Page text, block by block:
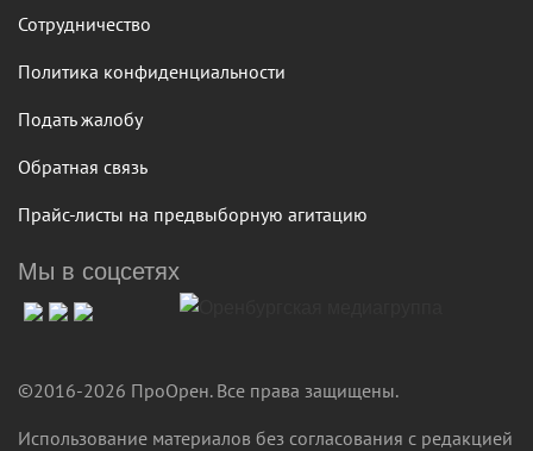
Сотрудничество
Политика конфиденциальности
Подать жалобу
Обратная связь
Прайс-листы на предвыборную агитацию
Мы в соцсетях
©2016-2026 ПроОрен. Все права защищены.
Использование материалов без согласования с редакцией